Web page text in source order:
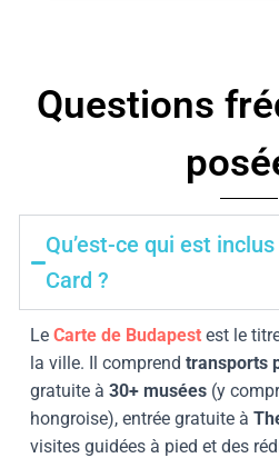
Questions
Qu’est-ce qui est
Card ?
Le Carte de Budapest est le
la ville. Il comprend transports
gratuite à 30+ musées (y
hongroise), entrée gratuite à
visites guidées à pied et des